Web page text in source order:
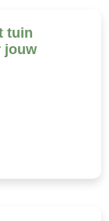
tuin
jouw